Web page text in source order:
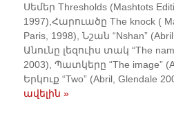
Սեմեր Thresholds (Mashtots
1997),Հարուածը The knock (
Paris, 1998), Նշան “Nshan”
Անունը լեզուիս տակ “The
2003), Պատկերը “The image”
Երկուք “Two” (Abril, Glendale
ավելին »